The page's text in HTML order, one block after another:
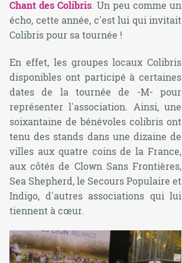
Chant des Colibris. Un peu comme un
écho, cette année, c'est lui qui invitait
Colibris pour sa tournée !
En effet, les groupes locaux Colibris
disponibles ont participé à certaines
dates de la tournée de -M- pour
représenter l'association. Ainsi, une
soixantaine de bénévoles colibris ont
tenu des stands dans une dizaine de
villes aux quatre coins de la France,
aux côtés de Clown Sans Frontières,
Sea Shepherd, le Secours Populaire et
Indigo, d'autres associations qui lui
tiennent à cœur.